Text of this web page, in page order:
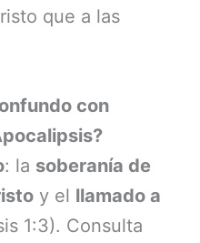
que a las
con
: la soberanía de
y el llamado a
1:3). Consulta